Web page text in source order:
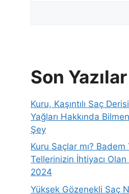
Son Yazılar
Kuru, Kaşıntılı Saç
Yağları Hakkında
Şey
Kuru Saçlar mı? Badem
Tellerinizin İhtiyacı
2024
Yüksek Gözenekli Saç